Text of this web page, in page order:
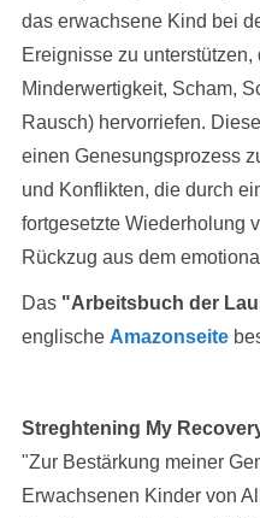
das erwachsene Kind bei
Ereignisse zu unterstützen,
Minderwertigkeit, Scham,
Rausch) hervorriefen.
einen Genesungsprozess
und Konflikten, die durch
fortgesetzte Wiederholung
Rückzug aus dem
Das "Arbeitsbuch der
englische Amazonseite
Streghtening My
"Zur Bestärkung meiner
Erwachsenen Kinder von